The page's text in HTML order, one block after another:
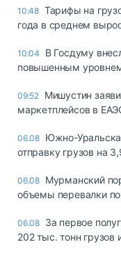
10:48 Тарифы на
года в среднем
10:04
В Госдуму
повышенным
09:52 Мишустин
маркетплейсов в
06.08 Южно-
отправку грузов на
06.08 Мурманский
объемы перевалки
06.08 За первое
202 тыс. тонн грузов